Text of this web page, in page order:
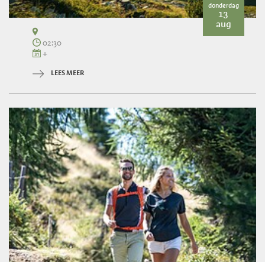
donderdag
13
aug
02:30
+
LEES MEER